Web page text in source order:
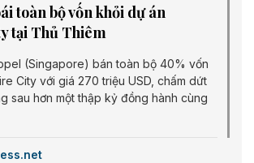
toàn bộ vốn khỏi dự án
tại Thủ Thiêm
(Singapore) bán toàn bộ 40% vốn
City với giá 270 triệu USD, chấm dứt
sau hơn một thập kỷ đồng hành cùng